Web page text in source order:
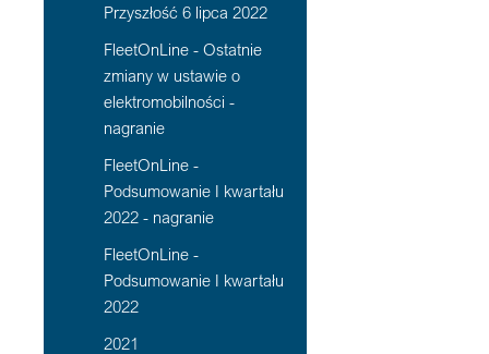
Przyszłość 6 lipca 2022
FleetOnLine - Ostatnie
zmiany w ustawie o
elektromobilności -
nagranie
FleetOnLine -
Podsumowanie I kwartału
2022 - nagranie
FleetOnLine -
Podsumowanie I kwartału
2022
2021